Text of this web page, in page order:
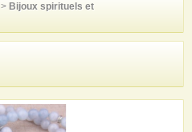
> Bijoux spirituels et